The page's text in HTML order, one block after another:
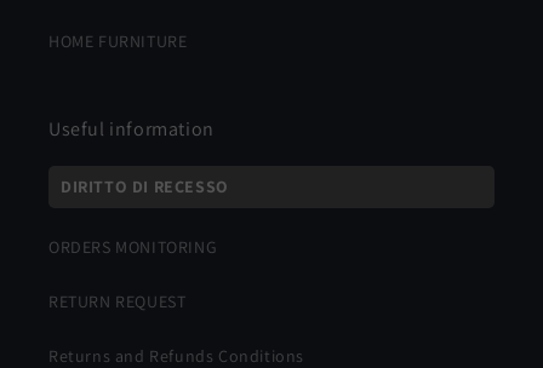
HOME FURNITURE
Useful information
DIRITTO DI RECESSO
ORDERS MONITORING
RETURN REQUEST
Returns and Refunds Conditions